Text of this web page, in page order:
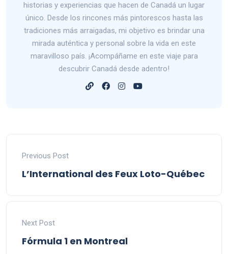
historias y experiencias que hacen de Canadá un lugar
único. Desde los rincones más pintorescos hasta las
tradiciones más arraigadas, mi objetivo es brindar una
mirada auténtica y personal sobre la vida en este
maravilloso país. ¡Acompáñame en este viaje para
descubrir Canadá desde adentro!
Previous Post
L’International des Feux Loto-Québec
Next Post
Fórmula 1 en Montreal